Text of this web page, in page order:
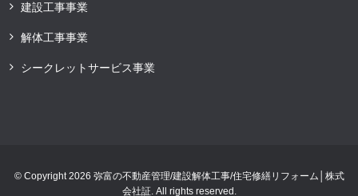
建設工事事業
解体工事事業
シークレットサービス事業
© Copyright 2026 弥富の不動産管理/建設解体工事/住宅修繕リフォーム│株式
会社証. All rights reserved.